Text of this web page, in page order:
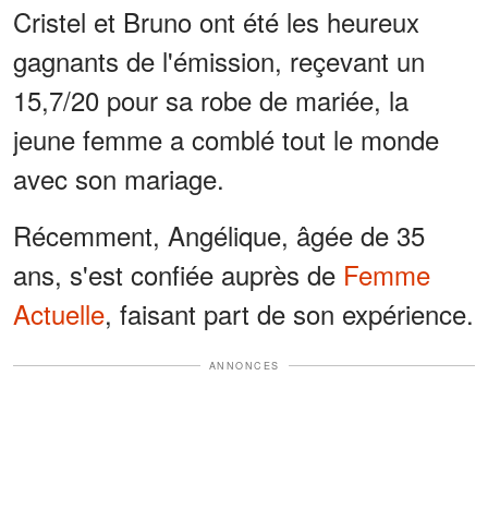
Cristel et Bruno ont été les heureux
gagnants de l'émission, reçevant un
15,7/20 pour sa robe de mariée, la
jeune femme a comblé tout le monde
avec son mariage.
Récemment, Angélique, âgée de 35
ans, s'est confiée auprès de Femme
Actuelle, faisant part de son expérience.
ANNONCES